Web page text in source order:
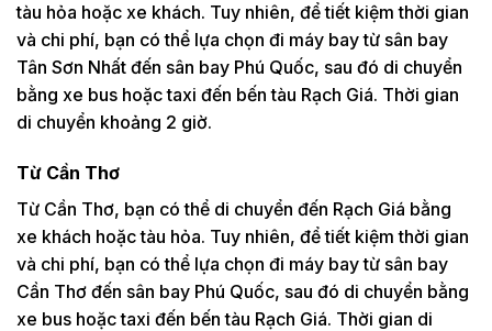
tàu hỏa hoặc xe khách. Tuy nhiên, để tiết kiệm thời gian
và chi phí, bạn có thể lựa chọn đi máy bay từ sân bay
Tân Sơn Nhất đến sân bay Phú Quốc, sau đó di chuyển
bằng xe bus hoặc taxi đến bến tàu Rạch Giá. Thời gian
di chuyển khoảng 2 giờ.
Từ Cần Thơ
Từ Cần Thơ, bạn có thể di chuyển đến Rạch Giá bằng
xe khách hoặc tàu hỏa. Tuy nhiên, để tiết kiệm thời gian
và chi phí, bạn có thể lựa chọn đi máy bay từ sân bay
Cần Thơ đến sân bay Phú Quốc, sau đó di chuyển bằng
xe bus hoặc taxi đến bến tàu Rạch Giá. Thời gian di